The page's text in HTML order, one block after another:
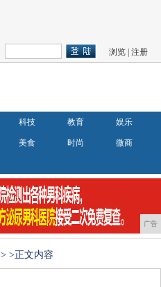
浏览 |注册
科技 教育 娱乐
美食 时尚 微商
广告
> >正文内容